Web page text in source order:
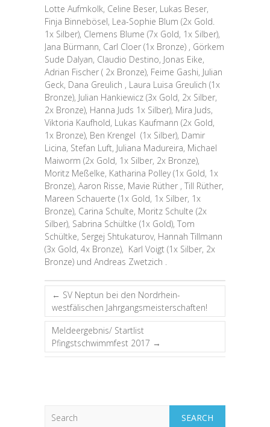
Lotte Aufmkolk, Celine Beser, Lukas Beser,
Finja Binnebösel, Lea-Sophie Blum (2x Gold.
1x Silber), Clemens Blume (7x Gold, 1x Silber),
Jana Bürmann, Carl Cloer (1x Bronze) , Görkem
Sude Dalyan, Claudio Destino, Jonas Eike,
Adrian Fischer ( 2x Bronze), Feime Gashi, Julian
Geck, Dana Greulich , Laura Luisa Greulich (1x
Bronze), Julian Hankiewicz (3x Gold, 2x Silber,
2x Bronze), Hanna Juds 1x Silber), Mira Juds,
Viktoria Kaufhold, Lukas Kaufmann (2x Gold,
1x Bronze), Ben Krengel (1x Silber), Damir
Licina, Stefan Luft, Juliana Madureira, Michael
Maiworm (2x Gold, 1x Silber, 2x Bronze),
Moritz Meßelke, Katharina Polley (1x Gold, 1x
Bronze), Aaron Risse, Mavie Rüther , Till Rüther,
Mareen Schauerte (1x Gold, 1x Silber, 1x
Bronze), Carina Schulte, Moritz Schulte (2x
Silber), Sabrina Schültke (1x Gold), Tom
Schültke, Sergej Shtukaturov, Hannah Tillmann
(3x Gold, 4x Bronze), Karl Voigt (1x Silber, 2x
Bronze) und Andreas Zwetzich .
← SV Neptun bei den Nordrhein-
westfälischen Jahrgangsmeisterschaften!
Meldeergebnis/ Startlist
Pfingstschwimmfest 2017 →
Search